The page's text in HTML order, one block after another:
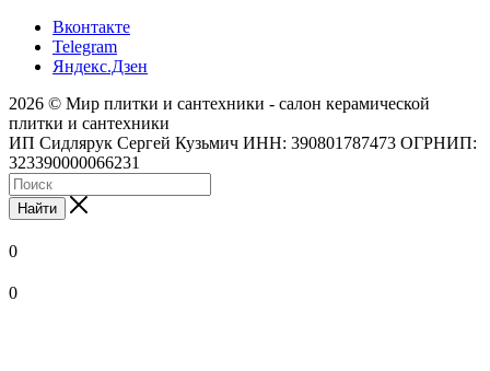
Вконтакте
Telegram
Яндекс.Дзен
2026 © Мир плитки и сантехники - салон керамической
плитки и сантехники
ИП Сидлярук Сергей Кузьмич ИНН: 390801787473 ОГРНИП:
323390000066231
Найти
0
0